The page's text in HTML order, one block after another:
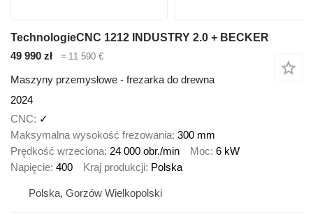
TechnologieCNC 1212 INDUSTRY 2.0 + BECKER
49 990 zł
≈ 11 590 €
Maszyny przemysłowe - frezarka do drewna
2024
CNC
✓
Maksymalna wysokość frezowania 300 mm
Prędkość wrzeciona 24 000 obr./min Moc 6 kW
Napięcie 400 Kraj produkcji Polska
Polska, Gorzów Wielkopolski